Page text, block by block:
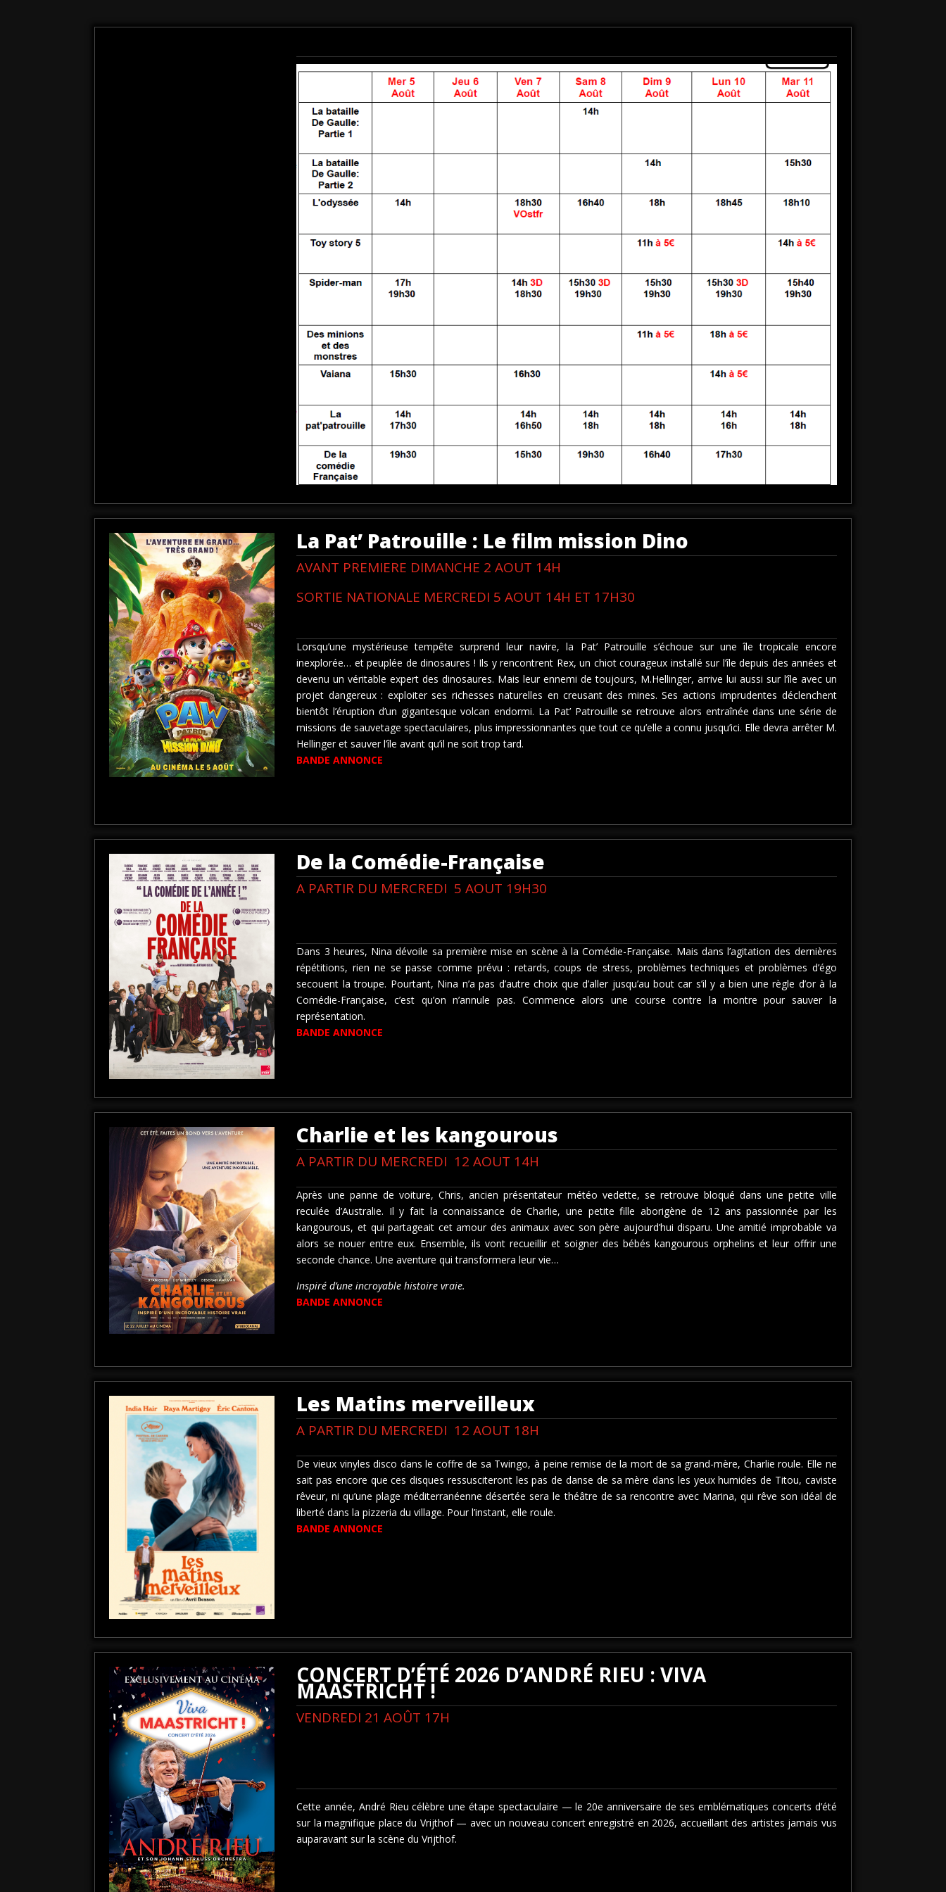
La Pat’ Patrouille : Le film mission Dino
AVANT PREMIERE DIMANCHE 2 AOUT 14H
SORTIE NATIONALE MERCREDI 5 AOUT 14H ET 17H30
Lorsqu’une mystérieuse tempête surprend leur navire, la Pat’ Patrouille s’échoue sur une île tropicale encore
inexplorée… et peuplée de dinosaures ! Ils y rencontrent Rex, un chiot courageux installé sur l’île depuis des années et
devenu un véritable expert des dinosaures. Mais leur ennemi de toujours, M.Hellinger, arrive lui aussi sur l’île avec un
projet dangereux : exploiter ses richesses naturelles en creusant des mines. Ses actions imprudentes déclenchent
bientôt l’éruption d’un gigantesque volcan endormi. La Pat’ Patrouille se retrouve alors entraînée dans une série de
missions de sauvetage spectaculaires, plus impressionnantes que tout ce qu’elle a connu jusqu’ici. Elle devra arrêter M.
Hellinger et sauver l’île avant qu’il ne soit trop tard.
BANDE ANNONCE
De la Comédie-Française
A PARTIR DU MERCREDI 5 AOUT 19H30
Dans 3 heures, Nina dévoile sa première mise en scène à la Comédie-Française. Mais dans l’agitation des dernières
répétitions, rien ne se passe comme prévu : retards, coups de stress, problèmes techniques et problèmes d’égo
secouent la troupe. Pourtant, Nina n’a pas d’autre choix que d’aller jusqu’au bout car s’il y a bien une règle d’or à la
Comédie-Française, c’est qu’on n’annule pas. Commence alors une course contre la montre pour sauver la
représentation.
BANDE ANNONCE
Charlie et les kangourous
A PARTIR DU MERCREDI 12 AOUT 14H
Après une panne de voiture, Chris, ancien présentateur météo vedette, se retrouve bloqué dans une petite ville
reculée d’Australie. Il y fait la connaissance de Charlie, une petite fille aborigène de 12 ans passionnée par les
kangourous, et qui partageait cet amour des animaux avec son père aujourd’hui disparu. Une amitié improbable va
alors se nouer entre eux. Ensemble, ils vont recueillir et soigner des bébés kangourous orphelins et leur offrir une
seconde chance. Une aventure qui transformera leur vie…
Inspiré d’une incroyable histoire vraie.
BANDE ANNONCE
Les Matins merveilleux
A PARTIR DU MERCREDI 12 AOUT 18H
De vieux vinyles disco dans le coffre de sa Twingo, à peine remise de la mort de sa grand-mère, Charlie roule. Elle ne
sait pas encore que ces disques ressusciteront les pas de danse de sa mère dans les yeux humides de Titou, caviste
rêveur, ni qu’une plage méditerranéenne désertée sera le théâtre de sa rencontre avec Marina, qui rêve son idéal de
liberté dans la pizzeria du village. Pour l’instant, elle roule.
BANDE ANNONCE
CONCERT D’ÉTÉ 2026 D’ANDRÉ RIEU : VIVA
MAASTRICHT !
VENDREDI 21 AOÛT 17H
Cette année, André Rieu célèbre une étape spectaculaire — le 20e anniversaire de ses emblématiques concerts d’été
sur la magnifique place du Vrijthof — avec un nouveau concert enregistré en 2026, accueillant des artistes jamais vus
auparavant sur la scène du Vrijthof.